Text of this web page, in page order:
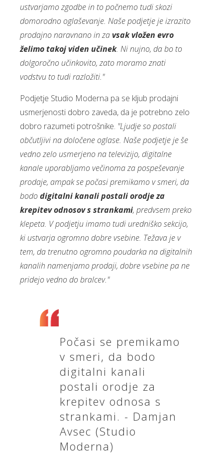
ustvarjamo zgodbe in to počnemo tudi skozi
domorodno oglaševanje. Naše podjetje je izrazito
prodajno naravnano in zavsak vložen evro
želimo takoj viden učinek. Ni nujno, da bo to
dolgoročno učinkovito, zato moramo znati
vodstvu to tudi razložiti."
Podjetje Studio Moderna pa se kljub prodajni
usmerjenosti dobro zaveda, da je potrebno zelo
dobro razumeti potrošnike. "Ljudje so postali
občutljivi na določene oglase. Naše podjetje je še
vedno zelo usmerjeno na televizijo, digitalne
kanale uporabljamo večinoma za pospeševanje
prodaje, ampak se počasi premikamo v smeri, da
bododigitalni kanali postali orodje za
krepitev odnosov s strankami, predvsem preko
klepeta. V podjetju imamo tudi uredniško sekcijo,
ki ustvarja ogromno dobre vsebine. Težava je v
tem, da trenutno ogromno poudarka na digitalnih
kanalih namenjamo prodaji, dobre vsebine pa ne
pridejo vedno do bralcev."
Počasi se premikamo
v smeri, da bodo
digitalni kanali
postali orodje za
krepitev odnosa s
strankami. - Damjan
Avsec (Studio
Moderna)